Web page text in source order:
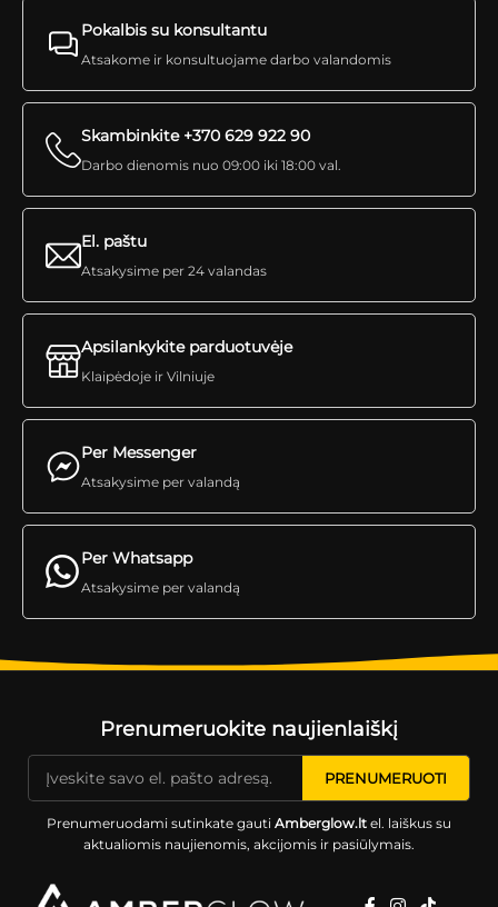
Pokalbis su konsultantu
Atsakome ir konsultuojame darbo valandomis
Skambinkite +370 629 922 90
Darbo dienomis nuo 09:00 iki 18:00 val.
Per Messenger
Atsakysime per valandą
El. paštu
Atsakysime per 24 valandas
Apsilankykite parduotuvėje
Klaipėdoje ir Vilniuje
Per Whatsapp
Atsakysime per valandą
Prenumeruokite naujienlaiškį
Prenumeruodami sutinkate gauti Amberglow.ltel. laiškus su
aktualiomis naujienomis, akcijomis ir pasiūlymais.